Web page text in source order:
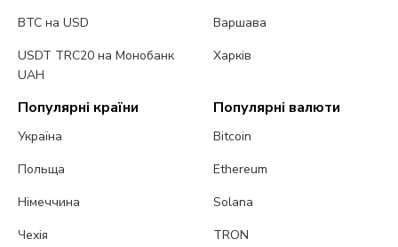
BTC на USD
USDT TRC20 на Монобанк
UAH
Варшава
Харків
Популярні країни
Україна
Польща
Німеччина
Чехія
Популярні валюти
Bitcoin
Ethereum
Solana
TRON